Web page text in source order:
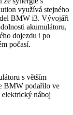
využívá stejného
BMW i3. Vývojáři
akumulátoru,
dojezdu i po
počasí.
s větším
BMW podařilo ve
elektrický náboj